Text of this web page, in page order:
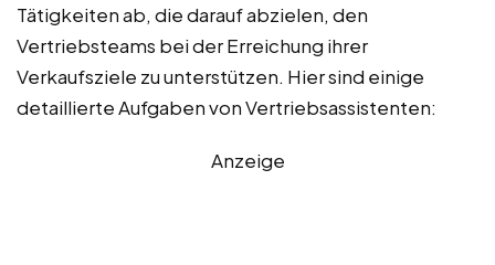
Tätigkeiten ab, die darauf abzielen, den
Vertriebsteams bei der Erreichung ihrer
Verkaufsziele zu unterstützen. Hier sind einige
detaillierte Aufgaben von Vertriebsassistenten:
Anzeige